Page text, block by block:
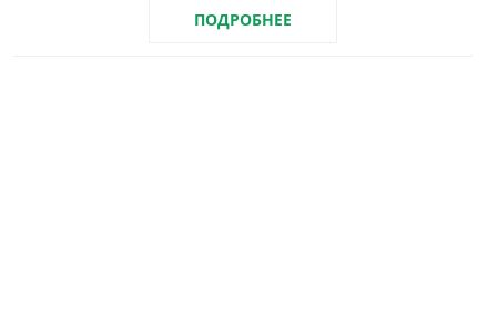
ПОДРОБНЕЕ